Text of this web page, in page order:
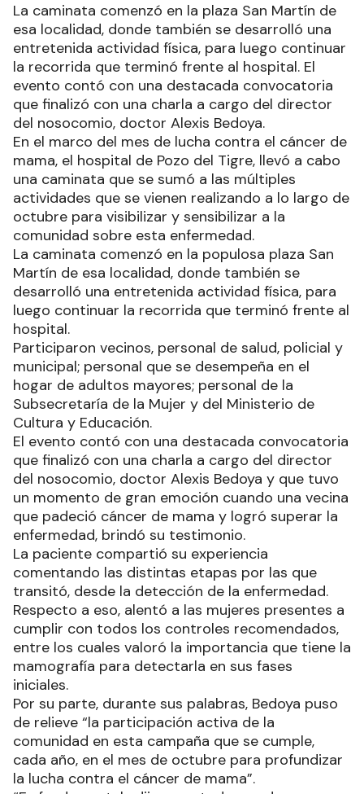
La caminata comenzó en la plaza San Martín de
esa localidad, donde también se desarrolló una
entretenida actividad física, para luego continuar
la recorrida que terminó frente al hospital. El
evento contó con una destacada convocatoria
que finalizó con una charla a cargo del director
del nosocomio, doctor Alexis Bedoya.
En el marco del mes de lucha contra el cáncer de
mama, el hospital de Pozo del Tigre, llevó a cabo
una caminata que se sumó a las múltiples
actividades que se vienen realizando a lo largo de
octubre para visibilizar y sensibilizar a la
comunidad sobre esta enfermedad.
La caminata comenzó en la populosa plaza San
Martín de esa localidad, donde también se
desarrolló una entretenida actividad física, para
luego continuar la recorrida que terminó frente al
hospital.
Participaron vecinos, personal de salud, policial y
municipal; personal que se desempeña en el
hogar de adultos mayores; personal de la
Subsecretaría de la Mujer y del Ministerio de
Cultura y Educación.
El evento contó con una destacada convocatoria
que finalizó con una charla a cargo del director
del nosocomio, doctor Alexis Bedoya y que tuvo
un momento de gran emoción cuando una vecina
que padeció cáncer de mama y logró superar la
enfermedad, brindó su testimonio.
La paciente compartió su experiencia
comentando las distintas etapas por las que
transitó, desde la detección de la enfermedad.
Respecto a eso, alentó a las mujeres presentes a
cumplir con todos los controles recomendados,
entre los cuales valoró la importancia que tiene la
mamografía para detectarla en sus fases
iniciales.
Por su parte, durante sus palabras, Bedoya puso
de relieve “la participación activa de la
comunidad en esta campaña que se cumple,
cada año, en el mes de octubre para profundizar
la lucha contra el cáncer de mama”.